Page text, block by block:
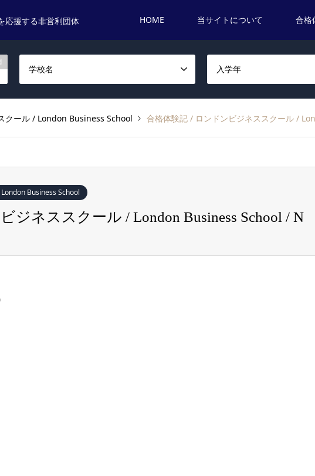
応援する非営利団体 HOME 当サイトについて 合格
学校名 入学年
クール / London Business School 合格体験記 / ロンドンビジネススクール /
Business School
ジネススクール / London Business School / N